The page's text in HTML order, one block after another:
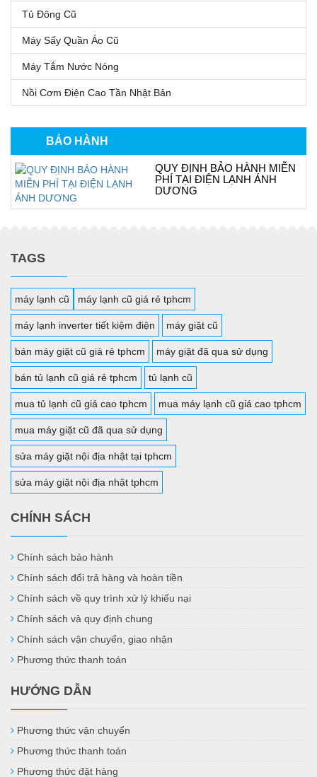
Tủ Đông Cũ
Máy Sấy Quần Áo Cũ
Máy Tắm Nước Nóng
Nồi Cơm Điện Cao Tần Nhật Bản
BẢO HÀNH
QUY ĐỊNH BẢO HÀNH MIỄN
PHÍ TẠI ĐIỆN LẠNH ÁNH
DƯƠNG
TAGS
máy lạnh cũ máy lạnh cũ giá rẻ tphcm
máy lạnh inverter tiết kiệm điện máy giặt cũ
bán máy giặt cũ giá rẻ tphcm máy giặt đã qua sử dụng
bán tủ lạnh cũ giá rẻ tphcm tủ lạnh cũ
mua tủ lạnh cũ giá cao tphcm mua máy lạnh cũ giá cao tphcm
mua máy giặt cũ đã qua sử dụng
sửa máy giặt nội địa nhật tại tphcm
sửa máy giặt nội địa nhật tphcm
CHÍNH SÁCH
Chính sách bảo hành
Chính sách đổi trả hàng và hoàn tiền
Chính sách về quy trình xử lý khiếu nại
Chính sách và quy định chung
Chính sách vận chuyển, giao nhận
Phương thức thanh toán
HƯỚNG DẪN
Phương thức vận chuyển
Phương thức thanh toán
Phương thức đặt hàng